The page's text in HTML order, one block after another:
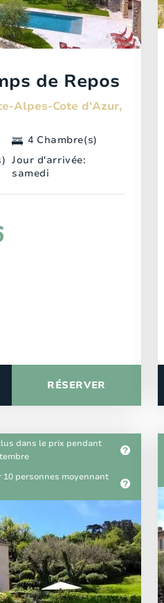
de Repos
Alpes-Cote d'Azur,
4 Chambre(s)
Jour d'arrivée:
samedi
RÉSERVER
dans le prix pendant
personnes moyennant